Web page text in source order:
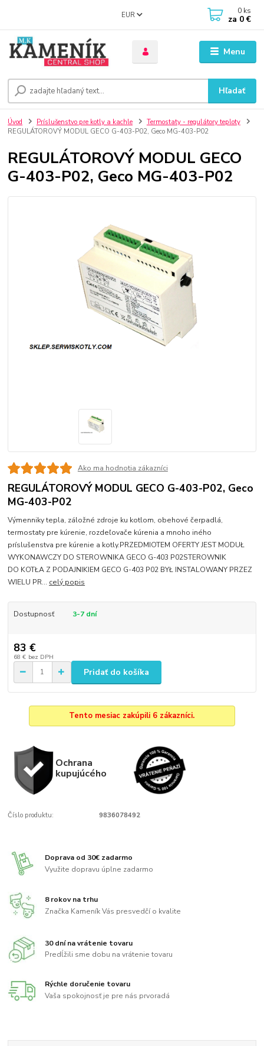
Menu
EUR
Hľadať
0 ks
za 0 €
Úvod Príslušenstvo pre kotly a kachle
Termostaty - regulátory teploty
REGULÁTOROVÝ MODUL GECO G-403-P02, Geco MG-403-P02
REGULÁTOROVÝ MODUL GECO
G-403-P02, Geco MG-403-P02
Ako ma hodnotia zákazníci
REGULÁTOROVÝ MODUL GECO G-403-P02, Geco
MG-403-P02
Výmenniky tepla, záložné zdroje ku kotlom, obehové čerpadlá,
termostaty pre kúrenie, rozdeľovače kúrenia a mnoho iného
príslušenstva pre kúrenie a kotly.PRZEDMIOTEM OFERTY JEST MODUŁ
WYKONAWCZY DO STEROWNIKA GECO G-403 P02STEROWNIK
DO KOTŁA Z PODAJNIKIEM GECO G-403 P02 BYŁ INSTALOWANY PRZEZ
WIELU PR... celý popis
Dostupnosť 3-7 dní
83 €
68 € bez DPH
Pridať do košíka
Tento mesiac zakúpili 6 zákazníci.
Ochrana
kupujúcého
Číslo produktu: 9836078492
Doprava od 30€ zadarmo
Využite dopravu úplne zadarmo
8 rokov na trhu
Značka Kameník Vás presvedčí o kvalite
30 dní na vrátenie tovaru
Predĺžili sme dobu na vrátenie tovaru
Rýchle doručenie tovaru
Vaša spokojnosť je pre nás prvoradá